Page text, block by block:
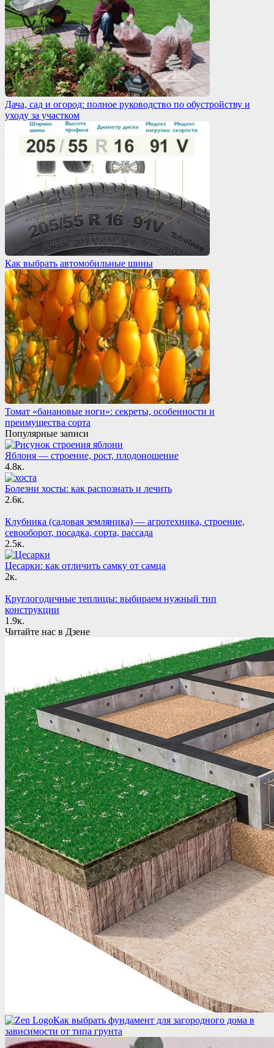
Дача, сад и огород: полное руководство по обустройству и
уходу за участком
Как выбрать автомобильные шины
Томат «банановые ноги»: секреты, особенности и
преимущества сорта
Популярные записи
Яблоня — строение, рост, плодоношение
4.8к.
Болезни хосты: как распознать и лечить
2.6к.
Клубника (садовая земляника) — агротехника, строение,
севооборот, посадка, сорта, рассада
2.5к.
Цесарки: как отличить самку от самца
2к.
Круглогодичные теплицы: выбираем нужный тип
конструкции
1.9к.
Читайте нас в Дзене
Как выбрать фундамент для загородного дома в
зависимости от типа грунта